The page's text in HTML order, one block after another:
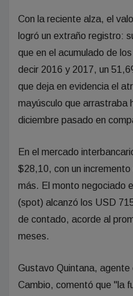
Con la reciente alza, el
logró un extraño registro:
que en el acumulado de
decir 2016 y 2017, un
que deja en evidencia el
mayúsculo que arrastraba
diciembre pasado en
En el mercado
$28,10, con un
más. El monto negociado
(spot) alcanzó los USD
de contado, acorde al
meses.
Gustavo Quintana,
Cambio, comentó que "la